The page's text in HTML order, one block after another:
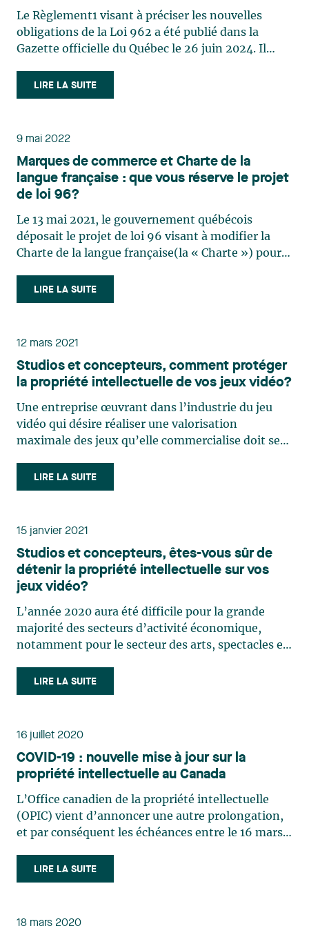
publicité et l’affichage public
Le Règlement1 visant à préciser les nouvelles
obligations de la Loi 962 a été publié dans la
Gazette officielle du Québec le 26 juin 2024. Il
et des affaires3 actuel. Ces modifications étaient
attendues en raison des incertitudes causées par
LIRE LA SUITE
9 mai 2022
Marques de commerce et Charte de la
langue française : que vous réserve le projet
de loi 96?
Le 13 mai 2021, le gouvernement québécois
déposait le projet de loi 96 visant à modifier la
Charte de la langue française(la « Charte ») pour
français, notamment en ce qui a trait à la langue
du commerce et des affaires. Ce projet de loi a
LIRE LA SUITE
12 mars 2021
Studios et concepteurs, comment protéger
la propriété intellectuelle de vos jeux vidéo?
Une entreprise œuvrant dans l’industrie du jeu
vidéo qui désire réaliser une valorisation
maximale des jeux qu’elle commercialise doit se
protection de ses actifs de propriété intellectuelle
(« PI ») : Est-ce que l’entreprise détient tous les
LIRE LA SUITE
15 janvier 2021
Studios et concepteurs, êtes-vous sûr de
détenir la propriété intellectuelle sur vos
jeux vidéo?
L’année 2020 aura été difficile pour la grande
majorité des secteurs d’activité économique,
notamment pour le secteur des arts, spectacles et
une croissance fulgurante. À titre d’exemple, les
studios Nintendo et PlayStation ont chacun battu
LIRE LA SUITE
16 juillet 2020
COVID-19 : nouvelle mise à jour sur la
propriété intellectuelle au Canada
L’Office canadien de la propriété intellectuelle
(OPIC) vient d’annoncer une autre prolongation,
et par conséquent les échéances entre le 16 mars
août 2020. L’OPIC poursuit par ailleurs ses
activités et notre équipe de propriété
LIRE LA SUITE
18 mars 2020